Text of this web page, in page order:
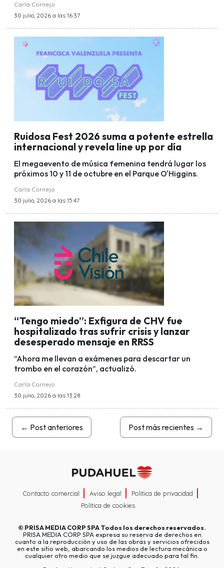
Carla Cornejo
30 julio, 2026 a las 16:37
Ruidosa Fest 2026 suma a potente estrella
internacional y revela line up por día
El megaevento de música femenina tendrá lugar los
próximos 10 y 11 de octubre en el Parque O'Higgins.
Carla Cornejo
30 julio, 2026 a las 15:47
“Tengo miedo”: Exfigura de CHV fue
hospitalizado tras sufrir crisis y lanzar
desesperado mensaje en RRSS
“Ahora me llevan a exámenes para descartar un
trombo en el corazón”, actualizó.
Carla Cornejo
30 julio, 2026 a las 13:28
← Post anteriores Post más recientes →
Contacto comercial Aviso legal
Política de privacidad
Política de cookies
© PRISA MEDIA CORP SPATodos los derechos reservados.
PRISA MEDIA CORP SPA expresa su reserva de derechos en
cuanto a la reproducción y uso de las obras y servicios ofrecidos
en este sitio web, abarcando los medios de lectura mecánica o
cualquier otro medio que se juzgue adecuado para tal fin.